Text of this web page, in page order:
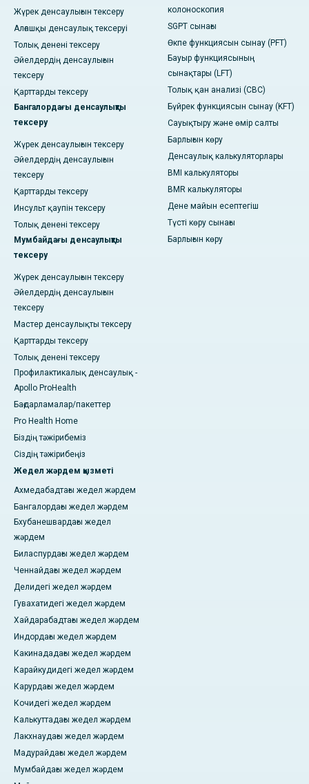
Жүрек денсаулығын тексеру
Алғашқы денсаулық тексеруі
Толық денені тексеру
Әйелдердің денсаулығын
тексеру
Қарттарды тексеру
Бангалордағы денсаулықты
тексеру
Жүрек денсаулығын тексеру
Әйелдердің денсаулығын
тексеру
Қарттарды тексеру
Инсульт қаупін тексеру
Толық денені тексеру
Мумбайдағы денсаулықты
тексеру
Жүрек денсаулығын тексеру
Әйелдердің денсаулығын
тексеру
Мастер денсаулықты тексеру
Қарттарды тексеру
Толық денені тексеру
Профилактикалық денсаулық -
Apollo ProHealth
Бағдарламалар/пакеттер
Pro Health Home
Біздің тәжірибеміз
Сіздің тәжірибеңіз
Жедел жәрдем қызметі
Ахмедабадтағы жедел жәрдем
Бангалордағы жедел жәрдем
Бхубанешвардағы жедел
жәрдем
Биласпурдағы жедел жәрдем
Ченнайдағы жедел жәрдем
Делидегі жедел жәрдем
Гувахатидегі жедел жәрдем
Хайдарабадтағы жедел жәрдем
Индордағы жедел жәрдем
Какинададағы жедел жәрдем
Карайкудидегі жедел жәрдем
Карурдағы жедел жәрдем
Кочидегі жедел жәрдем
Калькуттадағы жедел жәрдем
Лакхнаудағы жедел жәрдем
Мадурайдағы жедел жәрдем
Мумбайдағы жедел жәрдем
колоноскопия
SGPT сынағы
Өкпе функциясын сынау (PFT)
Бауыр функциясының
сынақтары (LFT)
Толық қан анализі (CBC)
Бүйрек функциясын сынау (KFT)
Сауықтыру және өмір салты
Барлығын көру
Денсаулық калькуляторлары
BMI калькуляторы
BMR калькуляторы
Дене майын есептегіш
Түсті көру сынағы
Барлығын көру